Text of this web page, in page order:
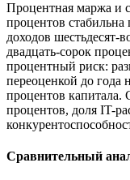
Процентная маржа и
процентов
доходов шестьдесят-
двадцать-сорок
процентный риск:
переоценкой до года
процентов капитала.
процентов, доля IT-
Сравнительный